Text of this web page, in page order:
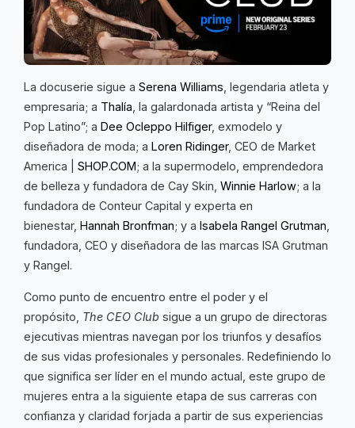
La docuserie sigue a Serena Williams , legendaria atleta y
empresaria; a Thalía , la galardonada artista y “Reina del
Pop Latino”; a Dee Ocleppo Hilfiger, exmodelo y
diseñadora de moda; a Loren Ridinger, CEO de Market
America | SHOP.COM; a la supermodelo, emprendedora
de belleza y fundadora de Cay Skin, Winnie Harlow; a la
fundadora de Conteur Capital y experta en
bienestar, Hannah Bronfman; y a Isabela Rangel Grutman
fundadora, CEO y diseñadora de las marcas ISA Grutman
y Rangel.
Como punto de encuentro entre el poder y el
propósito, The CEO Club sigue a un grupo de directoras
ejecutivas mientras navegan por los triunfos y desafíos
de sus vidas profesionales y personales. Redefiniendo lo
que significa ser líder en el mundo actual, este grupo de
mujeres entra a la siguiente etapa de sus carreras con
confianza y claridad forjada a partir de sus experiencias